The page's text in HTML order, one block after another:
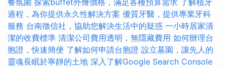
餐氛圍 探索buffet外燴價格，滿足各種預算需求 了解植牙
過程，為你提供永久性解決方案 優質牙醫，提供專業牙科
服務 台南徵信社，協助您解決生活中的疑惑 一小時居家清
潔的收費標準 清潔公司費用透明，無隱藏費用 如何辦理台
胞證，快速簡便 了解如何申請台胞證 設立墓園，讓先人的
靈魂長眠於寧靜的土地 深入了解Google Search Console